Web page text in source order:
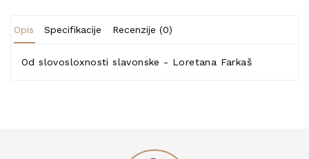
Opis Specifikacije Recenzije (0)
Od slovosloxnosti slavonske - Loretana Farkaš